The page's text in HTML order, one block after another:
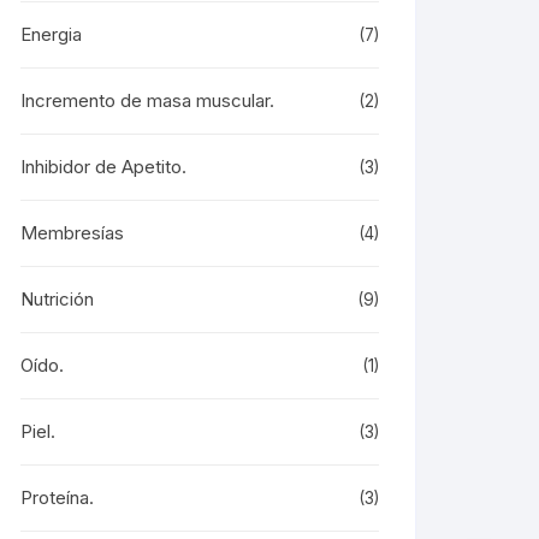
Energia (7)
Incremento de masa muscular. (2)
Inhibidor de Apetito. (3)
Membresías (4)
Nutrición (9)
Oído. (1)
Piel. (3)
Proteína. (3)